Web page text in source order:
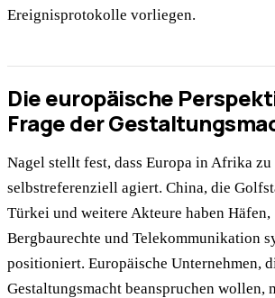
Ereignisprotokolle vorliegen.
Die europäische
Frage der
Nagel stellt fest, dass Europa in Afrika zu
selbstreferenziell agiert. China, die
Türkei und weitere Akteure haben Häfen,
Bergbaurechte und Telekommunikation
positioniert. Europäische Unternehmen,
Gestaltungsmacht beanspruchen wollen,